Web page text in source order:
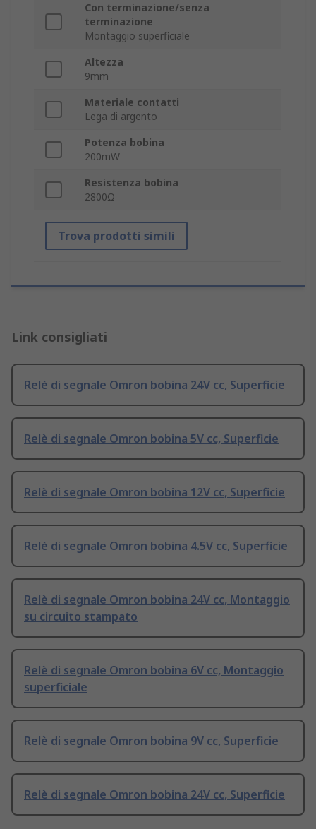
Con terminazione/senza
terminazione
Montaggio superficiale
Altezza
9mm
Materiale contatti
Lega di argento
Potenza bobina
200mW
Resistenza bobina
2800Ω
Trova prodotti simili
Link consigliati
Relè di segnale Omron bobina 24V cc, Superficie
Relè di segnale Omron bobina 5V cc, Superficie
Relè di segnale Omron bobina 12V cc, Superficie
Relè di segnale Omron bobina 4.5V cc, Superficie
Relè di segnale Omron bobina 24V cc, Montaggio
su circuito stampato
Relè di segnale Omron bobina 6V cc, Montaggio
superficiale
Relè di segnale Omron bobina 9V cc, Superficie
Relè di segnale Omron bobina 24V cc, Superficie